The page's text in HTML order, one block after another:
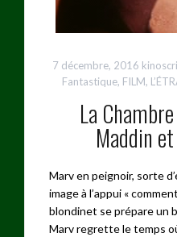
7 décembre, 2016
Fantastique, FILM,
La
Maddin
Marv en peignoir, sorte
image à l’appui «
blondinet se prépare un
Marv regrette le temps